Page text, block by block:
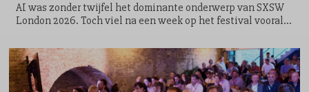
AI was zonder twijfel het dominante onderwerp van SXSW
London 2026. Toch viel na een week op het festival vooral
technologie uiteindelijk uitkwamen bij mensen. Of het nu
ging over creativiteit, entertainment, gaming, communities
of marketing: steeds weer verschoof het gesprek van de
mogelijkheden van technologie naar de manier waarop